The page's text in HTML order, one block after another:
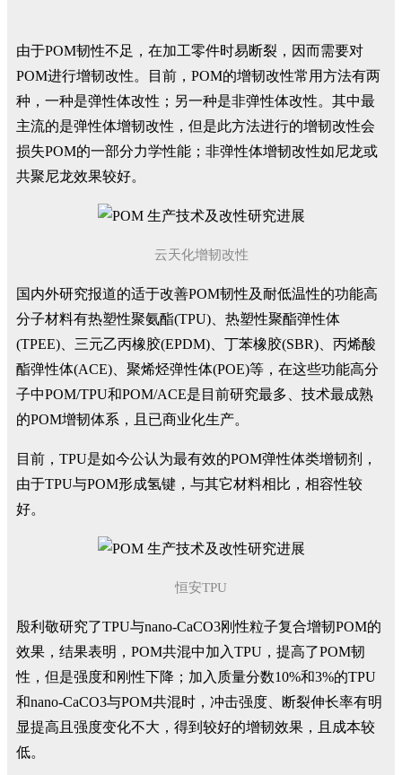
由于POM韧性不足，在加工零件时易断裂，因而需要对
POM进行增韧改性。目前，POM的增韧改性常用方法有两
种，一种是弹性体改性；另一种是非弹性体改性。其中最
主流的是弹性体增韧改性，但是此方法进行的增韧改性会
损失POM的一部分力学性能；非弹性体增韧改性如尼龙或
共聚尼龙效果较好。
云天化增韧改性
国内外研究报道的适于改善POM韧性及耐低温性的功能高
分子材料有热塑性聚氨酯(TPU)、热塑性聚酯弹性体
(TPEE)、三元乙丙橡胶(EPDM)、丁苯橡胶(SBR)、丙烯酸
酯弹性体(ACE)、聚烯烃弹性体(POE)等，在这些功能高分
子中POM/TPU和POM/ACE是目前研究最多、技术最成熟
的POM增韧体系，且已商业化生产。
目前，TPU是如今公认为最有效的POM弹性体类增韧剂，
由于TPU与POM形成氢键，与其它材料相比，相容性较
好。
恒安TPU
殷利敬研究了TPU与nano-CaCO3刚性粒子复合增韧POM的
效果，结果表明，POM共混中加入TPU，提高了POM韧
性，但是强度和刚性下降；加入质量分数10%和3%的TPU
和nano-CaCO3与POM共混时，冲击强度、断裂伸长率有明
显提高且强度变化不大，得到较好的增韧效果，且成本较
低。